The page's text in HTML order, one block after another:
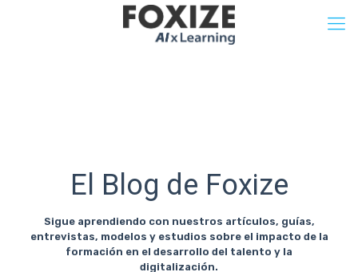
El Blog de Foxize
Sigue aprendiendo con nuestros artículos, guías,
entrevistas, modelos y estudios sobre el impacto de la
formación en el desarrollo del talento y la
digitalización.